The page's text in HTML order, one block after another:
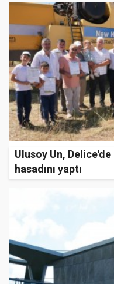
Ulusoy Un,
hasadını yaptı